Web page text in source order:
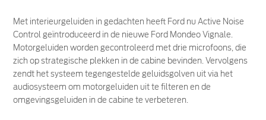
Met interieurgeluiden in gedachten heeft Ford nu Active Noise
Control geïntroduceerd in de nieuwe Ford Mondeo Vignale.
Motorgeluiden worden gecontroleerd met drie microfoons, die
zich op strategische plekken in de cabine bevinden. Vervolgens
zendt het systeem tegengestelde geluidsgolven uit via het
audiosysteem om motorgeluiden uit te filteren en de
omgevingsgeluiden in de cabine te verbeteren.